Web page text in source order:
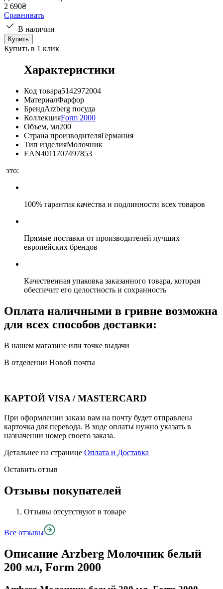
2 690₴
Сравнивать
В наличии
Купить
Купить в 1 клик
Характеристики
Код товара5142972004
МатериалФарфор
БрендArzberg посуда
КоллекцияForm 2000
Объем, мл200
Страна производителяГермания
Тип изделияМолочник
EAN4011707497853
это:
100% гарантия качества и подлинности всех товаров
Прямые поставки от производителей лучших
европейских брендов
Качественная упаковка заказанного товара, которая
обеспечит его целостность и сохранность
Оплата наличными в гривне возможна
для всех способов доставки:
В нашем магазине или точке выдачи
В отделении Новой почты
КАРТОЙ VISA / MASTERCARD
При оформлении заказа вам на почту будет отправлена
карточка для перевода. В ходе оплаты нужно указать в
назначении номер своего заказа.
Детальнее на странице Оплата и Доставка
Оставить отзыв
Отзывы покупателей
Отзывы отсутствуют в товаре
Все отзывы
Описание Arzberg Молочник белый
200 мл, Form 2000